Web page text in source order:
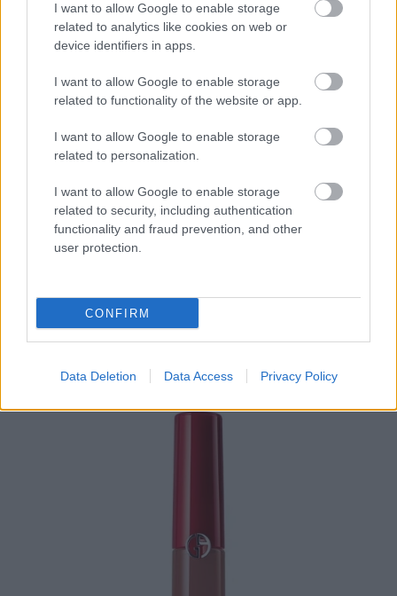
I want to allow Google to enable storage
related to analytics like cookies on web or
device identifiers in apps.
I want to allow Google to enable storage
related to functionality of the website or app.
I want to allow Google to enable storage
related to personalization.
I want to allow Google to enable storage
related to security, including authentication
functionality and fraud prevention, and other
user protection.
CONFIRM
Data Deletion Data Access Privacy Policy
Eyes To Kill vízálló szempillaspirál GIORGIO ARMANI 18
Giorgio Armani Beauty
A harmonikus, natúr száj tette fel a pontot az i-re,
ami egy rendkívül kiegyensúlyozott összképet
eredményezett. A sminkesek az Armani egyik
legkedveltebb folyékony rúzsának, a Lip Maestro